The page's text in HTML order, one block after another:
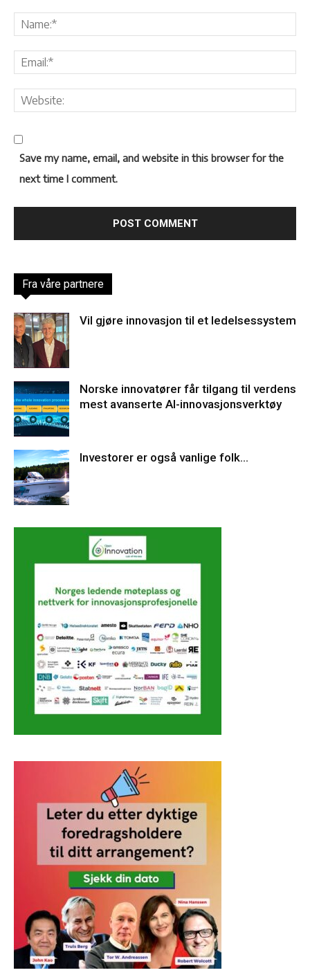
Save my name, email, and website in this browser for the
next time I comment.
Fra våre partnere
Vil gjøre innovasjon til et ledelsessystem
Norske innovatører får tilgang til verdens
mest avanserte AI-innovasjonsverktøy
Investorer er også vanlige folk…